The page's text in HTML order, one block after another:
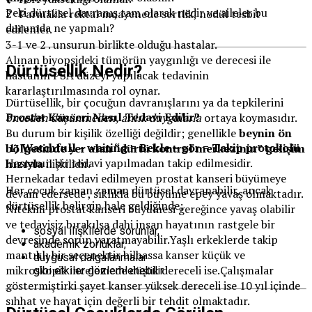
2- Parmakla rektal muayenede sertlik, nodül tesbit
edilenler.
3-1 ve 2 . unsurun birlikte olduğu hastalar.
Alınan biyopsideki tümörün yaygınlığı ve derecesi ile
hastanın PSA düzeyi yapılacak tedavinin
kararlaştırılmasında rol oynar.
Prostat Kanseri Nasıl Tedavi Edilir?
1) Watchfull – waiting = Bekle – gör = Takip protokolü
Hastanın bir tedavi yapılmadan takip edilmesidir.
Hernekadar tedavi edilmeyen prostat kanseri büyümeye
devam edersede , sıklıkla bu büyüme epey yavaş olmaktadır.
Nitekim prostat kanseri büyümesi gereğince yavaş olabilir
ve tedavisiz bırakılsa dahi insan hayatının rastgele bir
devresinde sorun yaratmayabilir.Yaşlı erkeklerde takip
mantıklı bir seçenektir bilhassa kanser küçük ve
mikroskopik incelemede düşük dereceli ise.Çalışmalar
göstermiştirki şayet kanser yüksek dereceli ise 10 yıl içinde
sıhhat ve hayat için değerli bir tehdit olmaktadır.
Peki dürtüsel davranış tam olarak nedir ve aileler bu
durumda ne yapmalı?
Dürtüsellik Nedir?
Dürtüsellik, bir çocuğun davranışlarını ya da tepkilerini
önceden düşünmeden, anlık duygularlaortaya koymasıdır.
Bu durum bir kişilik özelliği değildir; genelliklebeynin ön
bölgesinde yer alan “dürtü kontrol merkezinin” gelişim
hızıylailişkilidir.
Her çocuk zaman zaman dürtüsel davranabilir, ancak
dürtüsellik belirgin hale geldiğinde;
sosyal ilişkilerde sorunlar,
akademik zorluklar,
duygusal dalgalanmalar
gibi etkiler gözlemlenebilir.